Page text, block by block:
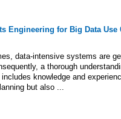
Engineering for Big Data Use
data-intensive systems are
a thorough
knowledge and
but also ...